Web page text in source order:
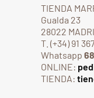
TIENDA
Gualda 23
28022
T. (+34) 91
Whatsapp
ONLINE:
TIENDA: